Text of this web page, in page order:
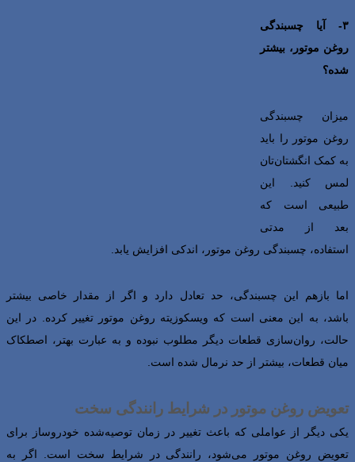
۳- آیا چسبندگی
روغن موتور، بیشتر
شده؟
میزان چسبندگی
روغن موتور را باید
به کمک انگشتان‌تان
لمس کنید. این
طبیعی است که
بعد از مدتی
استفاده، چسبندگی روغن موتور، اندکی افزایش یابد.
اما بازهم این چسبندگی، حد تعادل دارد و اگر از مقدار خاصی بیشتر
باشد، به این معنی است که ویسکوزیته روغن موتور تغییر کرده. در این
حالت، روان‌سازی قطعات دیگر مطلوب نبوده و به عبارت بهتر، اصطکاک
میان قطعات، بیشتر از حد نرمال شده است.
تعویض روغن موتور در شرایط رانندگی سخت
یکی دیگر از عواملی که باعث تغییر در زمان توصیه‌شده خودروساز برای
تعویض روغن موتور می‌شود، رانندگی در شرایط سخت است. اگر به